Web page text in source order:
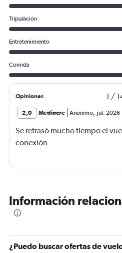
Tripulación
Entretenimiento
Comida
Opiniones 1 /
2,0 Mediocre Anónimo, jul. 2026
Se retrasó mucho tiempo el
conexión
Información
¿Puedo buscar ofertas de